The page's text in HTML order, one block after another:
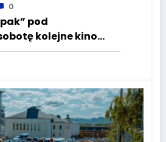
0
pod
kolejne kino
Zdroju